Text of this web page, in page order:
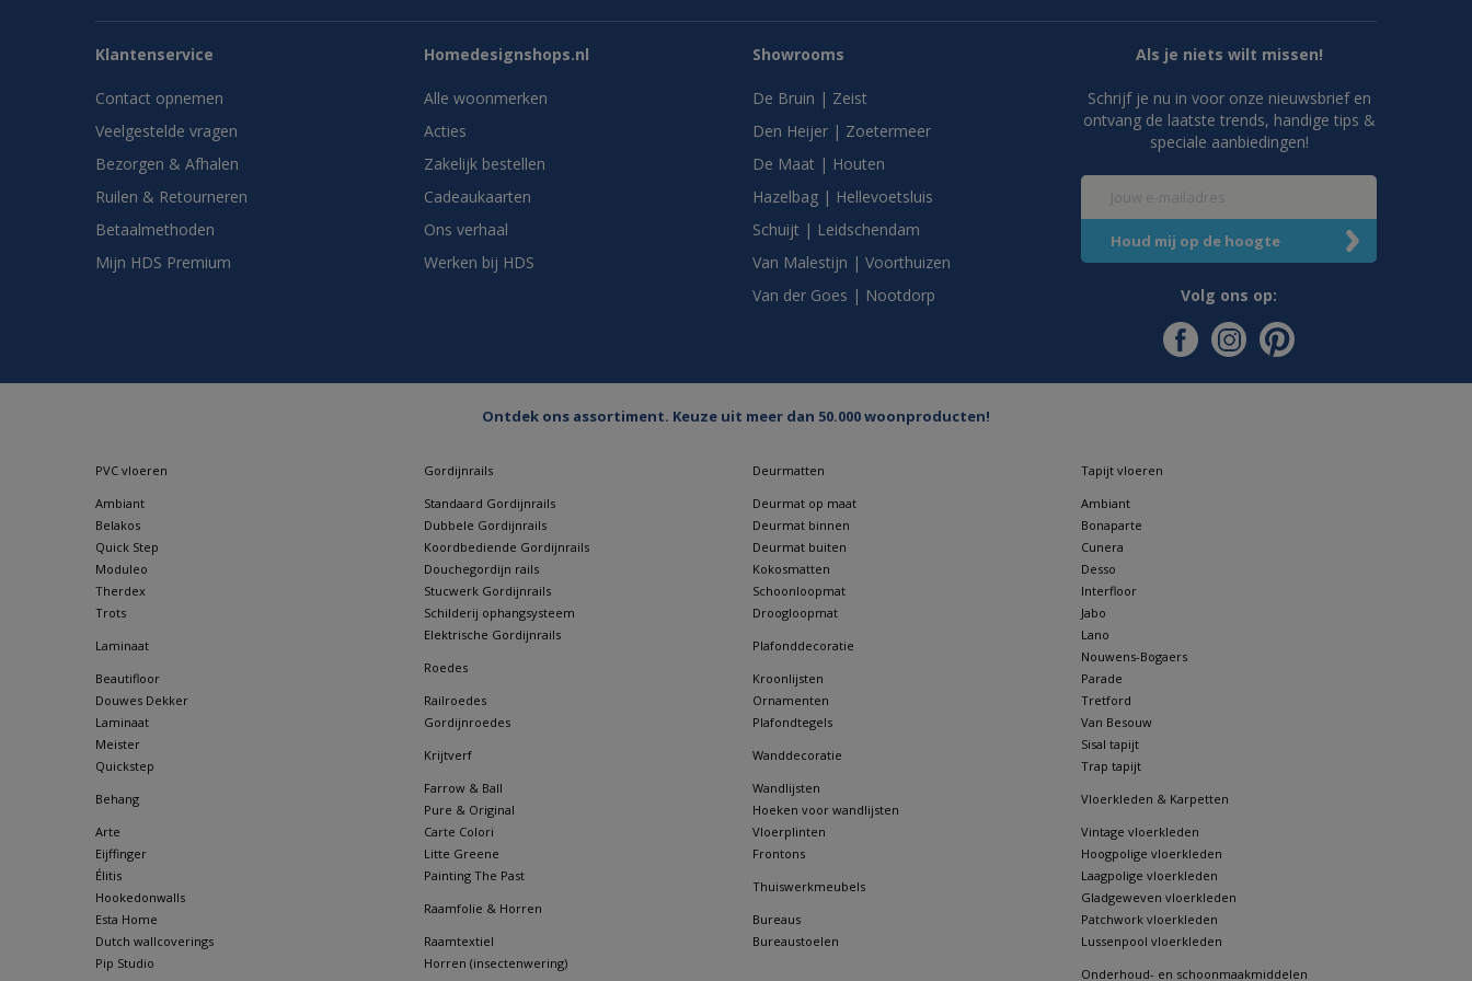
Klantenservice
Contact opnemen
Veelgestelde vragen
Bezorgen & Afhalen
Ruilen & Retourneren
Betaalmethoden
Mijn HDS Premium
Homedesignshops.nl
Alle woonmerken
Acties
Zakelijk bestellen
Cadeaukaarten
Ons verhaal
Werken bij HDS
Showrooms
De Bruin | Zeist
Den Heijer | Zoetermeer
De Maat | Houten
Hazelbag | Hellevoetsluis
Schuijt | Leidschendam
Van Malestijn | Voorthuizen
Van der Goes | Nootdorp
Als je niets wilt missen!
Schrijf je nu in voor onze nieuwsbrief en
ontvang de laatste trends, handige tips &
speciale aanbiedingen!
Volg ons op:
Ontdek ons assortiment. Keuze uit meer dan 50.000 woonproducten!
PVC vloeren
Ambiant
Belakos
Quick Step
Moduleo
Therdex
Trots
Laminaat
Beautifloor
Douwes Dekker
Laminaat
Meister
Quickstep
Behang
Arte
Eijffinger
Élitis
Hookedonwalls
Esta Home
Dutch wallcoverings
Pip Studio
Gordijnrails
Standaard Gordijnrails
Dubbele Gordijnrails
Koordbediende Gordijnrails
Douchegordijn rails
Stucwerk Gordijnrails
Schilderij ophangsysteem
Elektrische Gordijnrails
Roedes
Railroedes
Gordijnroedes
Krijtverf
Farrow & Ball
Pure & Original
Carte Colori
Litte Greene
Painting The Past
Raamfolie & Horren
Raamtextiel
Horren (insectenwering)
Deurmatten
Deurmat op maat
Deurmat binnen
Deurmat buiten
Kokosmatten
Schoonloopmat
Droogloopmat
Plafonddecoratie
Kroonlijsten
Ornamenten
Plafondtegels
Wanddecoratie
Wandlijsten
Hoeken voor wandlijsten
Vloerplinten
Frontons
Thuiswerkmeubels
Bureaus
Bureaustoelen
Tapijt vloeren
Ambiant
Bonaparte
Cunera
Desso
Interfloor
Jabo
Lano
Nouwens-Bogaers
Parade
Tretford
Van Besouw
Sisal tapijt
Trap tapijt
Vloerkleden & Karpetten
Vintage vloerkleden
Hoogpolige vloerkleden
Laagpolige vloerkleden
Gladgeweven vloerkleden
Patchwork vloerkleden
Lussenpool vloerkleden
Onderhoud- en schoonmaakmiddelen